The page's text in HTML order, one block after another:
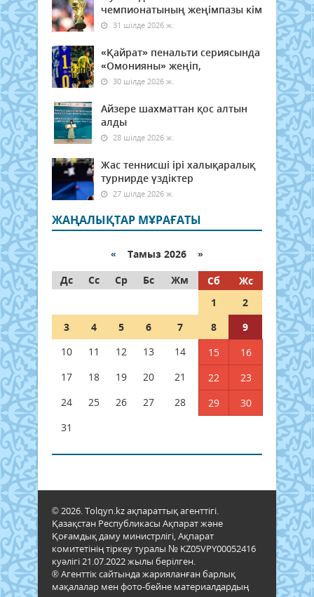
чемпионатының жеңімпазы кім
31 шілде 2026 ж.
«Қайрат» пенальти сериясында
«Омонияны» жеңіп,
30 шілде 2026 ж.
Айзере шахматтан қос алтын
алды
28 шілде 2026 ж.
Жас теннисші ірі халықаралық
турнирде үздіктер
27 шілде 2026 ж.
ЖАҢАЛЫҚТАР МҰРАҒАТЫ
« Тамыз 2026 »
Дс
Сс Ср Бс Жм Сб
Жс
1
2
3
4 5 6 7 8
9
10
11 12 13 14 15
16
17
18 19 20 21 22
23
24
25 26 27 28 29
30
31
© 2026. Tolqyn.kz ақпараттық агенттігі.
Қазақстан Республикасы Ақпарат және
Қоғамдық даму министрлігі, Ақпарат
комитетінің тіркеу туралы № KZ05VPY00052416
куәлігі 21.07.2022 жылы берілген.
® Агенттік сайтында жарияланған барлық
мақалалар мен фото-бейне материалдардың